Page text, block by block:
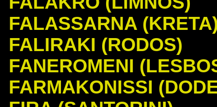
FALASSARNA
FALIRAKI (RODOS)
FANEROMENI
FARMAKONISSI